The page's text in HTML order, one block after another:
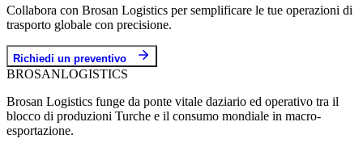
Collabora con Brosan Logistics per semplificare le tue operazioni di
trasporto globale con precisione.
Richiedi un preventivo
BROSANLOGISTICS
Brosan Logistics funge da ponte vitale daziario ed operativo tra il
blocco di produzioni Turche e il consumo mondiale in macro-
esportazione.